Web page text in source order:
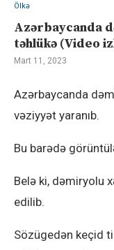
Ölkə
Azərbaycanda
təhlükə (Video
Mart 11, 2023
Azərbaycanda
vəziyyət yaranıb.
Bu barədə
Belə ki, dəmiryolu
edilib.
Sözügedən keçid